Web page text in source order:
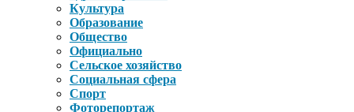
Культура
Образование
Общество
Официально
Сельское хозяйство
Социальная сфера
Спорт
Фоторепортаж